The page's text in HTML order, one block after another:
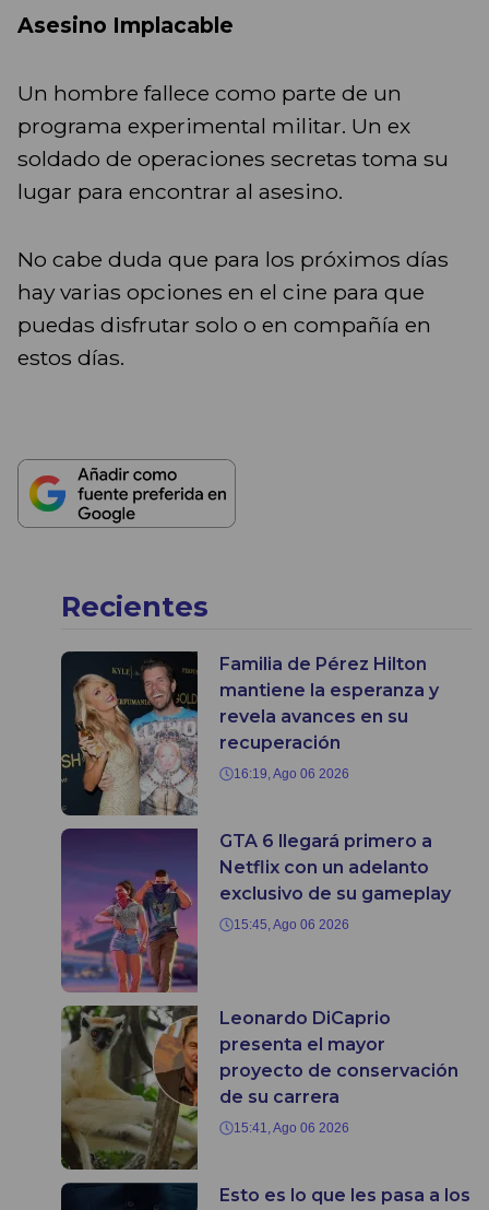
Asesino Implacable
Un hombre fallece como parte de un
programa experimental militar. Un ex
soldado de operaciones secretas toma su
lugar para encontrar al asesino.
No cabe duda que para los próximos días
hay varias opciones en el cine para que
puedas disfrutar solo o en compañía en
estos días.
Recientes
Familia de Pérez Hilton
mantiene la esperanza y
revela avances en su
recuperación
16:19, Ago 06 2026
GTA 6 llegará primero a
Netflix con un adelanto
exclusivo de su gameplay
15:45, Ago 06 2026
Leonardo DiCaprio
presenta el mayor
proyecto de conservación
de su carrera
15:41, Ago 06 2026
Esto es lo que les pasa a los